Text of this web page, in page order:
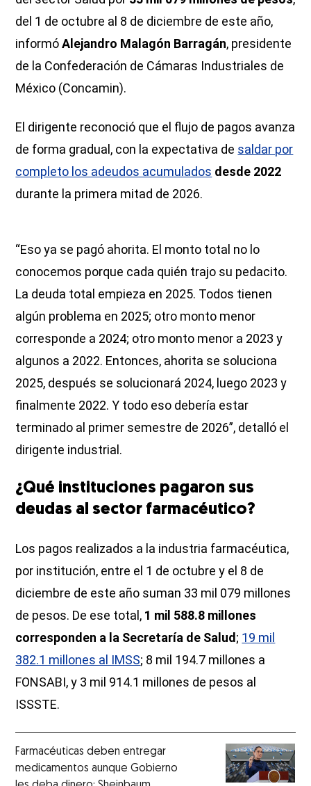
del 1 de octubre al 8 de diciembre de este año,
informóAlejandro Malagón Barragán, presidente
de la Confederación de Cámaras Industriales de
México (Concamin).
El dirigente reconoció que el flujo de pagos avanza
de forma gradual, con la expectativa de saldar por
completo los adeudos acumulados desde 2022
durante la primera mitad de 2026.
“Eso ya se pagó ahorita. El monto total no lo
conocemos porque cada quién trajo su pedacito.
La deuda total empieza en 2025. Todos tienen
algún problema en 2025; otro monto menor
corresponde a 2024; otro monto menor a 2023 y
algunos a 2022. Entonces, ahorita se soluciona
2025, después se solucionará 2024, luego 2023 y
finalmente 2022. Y todo eso debería estar
terminado al primer semestre de 2026”, detalló el
dirigente industrial.
¿Qué instituciones pagaron sus
deudas al sector farmacéutico?
Los pagos realizados a la industria farmacéutica,
por institución, entre el 1 de octubre y el 8 de
diciembre de este año suman 33 mil 079 millones
de pesos. De ese total, 1 mil 588.8 millones
corresponden a la Secretaría de Salud; 19 mil
382.1 millones al IMSS; 8 mil 194.7 millones a
FONSABI, y 3 mil 914.1 millones de pesos al
ISSSTE.
Farmacéuticas deben entregar
medicamentos aunque Gobierno